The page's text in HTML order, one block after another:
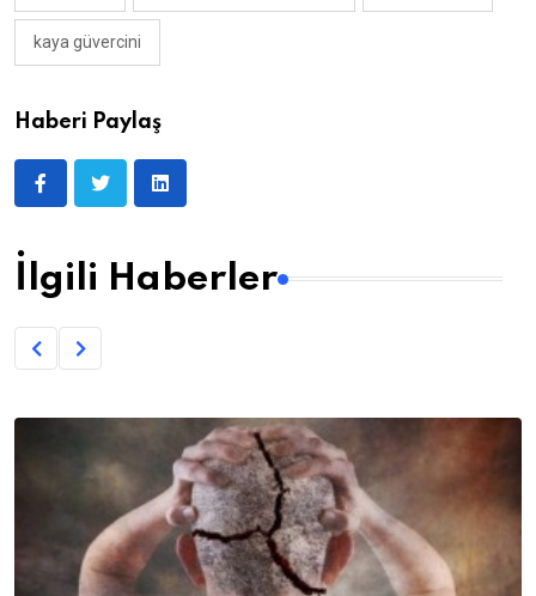
kaya güvercini
Haberi Paylaş
İlgili Haberler